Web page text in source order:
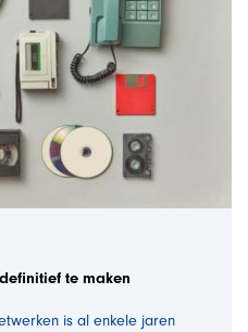
te maken
is al enkele jaren